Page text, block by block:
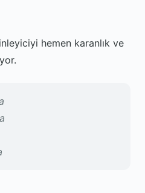
hemen karanlık ve